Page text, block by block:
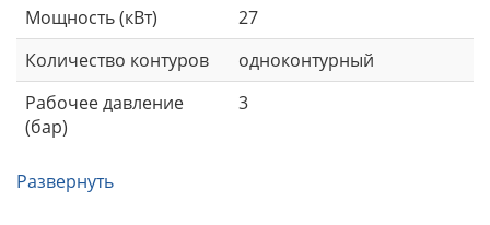
Мощность (кВт)
27
Количество контуров
одноконтурный
Рабочее давление
(бар)
3
Развернуть